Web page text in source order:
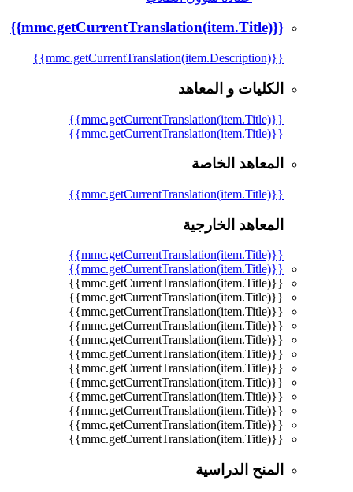
{{mmc.getCurrentTranslation(item.Title)}}
{{mmc.getCurrentTranslation(item.Description)}}
الكليات و المعاهد
{{mmc.getCurrentTranslation(item.Title)}}
{{mmc.getCurrentTranslation(item.Title)}}
المعاهد الخاصة
{{mmc.getCurrentTranslation(item.Title)}}
المعاهد الخارجية
{{mmc.getCurrentTranslation(item.Title)}}
{{mmc.getCurrentTranslation(item.Title)}}
{{mmc.getCurrentTranslation(item.Title)}}
{{mmc.getCurrentTranslation(item.Title)}}
{{mmc.getCurrentTranslation(item.Title)}}
{{mmc.getCurrentTranslation(item.Title)}}
{{mmc.getCurrentTranslation(item.Title)}}
{{mmc.getCurrentTranslation(item.Title)}}
{{mmc.getCurrentTranslation(item.Title)}}
{{mmc.getCurrentTranslation(item.Title)}}
{{mmc.getCurrentTranslation(item.Title)}}
{{mmc.getCurrentTranslation(item.Title)}}
{{mmc.getCurrentTranslation(item.Title)}}
{{mmc.getCurrentTranslation(item.Title)}}
المنح الدراسية